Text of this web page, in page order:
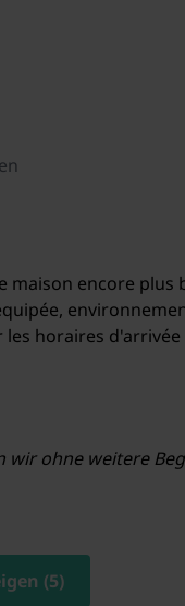
Dassault\""
maison encore plus
wir ohne weitere
(5)